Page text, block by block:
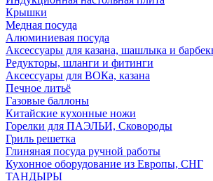
Крышки
Медная посуда
Алюминиевая посуда
Аксессуары для казана, шашлыка и
Редукторы, шланги и фитинги
Аксессуары для ВОКа, казана
Печное литьё
Газовые баллоны
Китайские кухонные ножи
Горелки для ПАЭЛЬИ, Сковороды
Гриль решетка
Глиняная посуда ручной работы
Кухонное оборудование из Европы, СНГ
ТАНДЫРЫ